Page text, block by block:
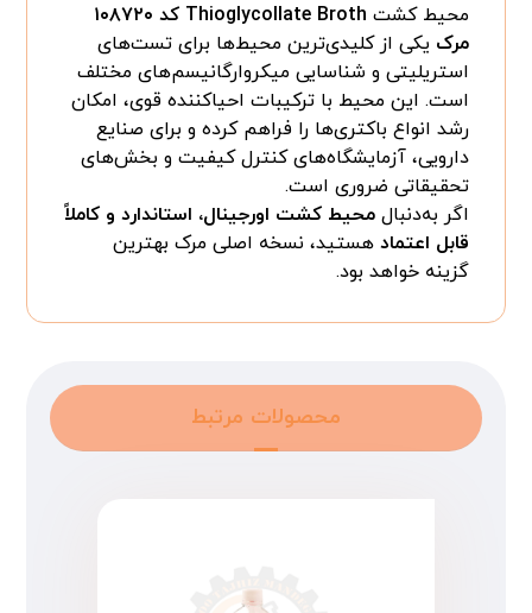
محیط کشت
Thioglycollate Broth کد ۱۰۸۷۲۰
مرک یکی از کلیدی‌ترین محیط‌ها برای تست‌های
استریلیتی و شناسایی میکروارگانیسم‌های مختلف
است. این محیط با ترکیبات احیاکننده قوی، امکان
رشد انواع باکتری‌ها را فراهم کرده و برای صنایع
دارویی، آزمایشگاه‌های کنترل کیفیت و بخش‌های
تحقیقاتی ضروری است.
اگر به‌دنبالمحیط کشت اورجینال، استاندارد و کاملاً
قابل اعتماد هستید، نسخه اصلی مرک بهترین
گزینه خواهد بود.
محصولات مرتبط